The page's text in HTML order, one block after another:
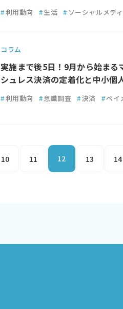
#利用動向 #生活 # ソーシャルメデ
コラム
実施まで後5日！9月から始ま
シュレス決済の定着化と中小個
#利用動向 #意識調査 #決済 #ペイ
10 11 12 13 14